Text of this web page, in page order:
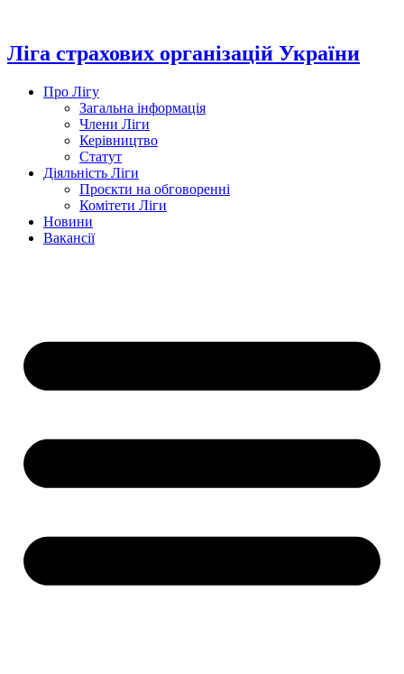
вмісту
Ліга страхових організацій України
Про Лігу
Загальна інформація
Члени Ліги
Керівництво
Статут
Діяльність Ліги
Проєкти на обговоренні
Комітети Ліги
Новини
Вакансії